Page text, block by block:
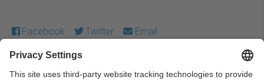
Facebook Twitter Email